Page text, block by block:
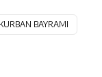
KURBAN BAYRAMI